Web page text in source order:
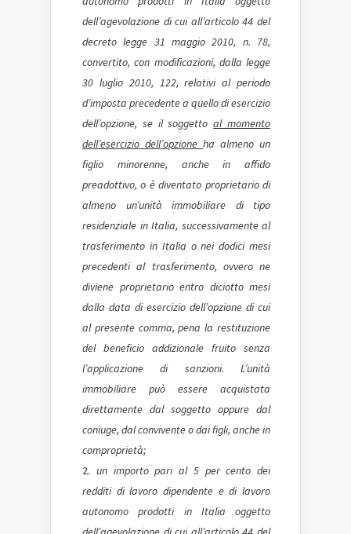
dell’agevolazione di cui all’articolo 44 del
decreto­ legge 31 maggio 2010, n. 78,
convertito, con modificazioni, dalla legge
30 luglio 2010, 122, relativi al periodo
d’imposta precedente a quello di esercizio
dell’opzione, se il soggettoal momento
dell’esercizio dell’opzione ha almeno un
figlio minorenne, anche in affido
preadottivo, o è diventato proprietario di
almeno un’unità immobiliare di tipo
residenziale in Italia, successivamente al
trasferimento in Italia o nei dodici mesi
precedenti al trasferimento, ovvero ne
diviene proprietario entro diciotto mesi
dalla data di esercizio dell’opzione di cui
al presente comma, pena la restituzione
del beneficio addizionale fruito senza
l’applicazione di sanzioni. L’unità
immobiliare può essere acquistata
direttamente dal soggetto oppure dal
coniuge, dal convivente o dai figli, anche in
comproprietà;
un importo pari al 5 per cento dei
redditi di lavoro dipendente e di lavoro
autonomo prodotti in Italia oggetto